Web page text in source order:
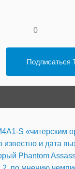
0
Подписаться
S «читерским
известно и дата
Phantom